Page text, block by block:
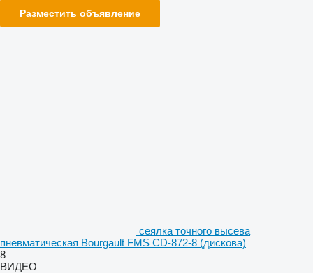
Разместить объявление
сеялка точного высева
пневматическая Bourgault FMS CD-872-8 (дискова)
8
ВИДЕО